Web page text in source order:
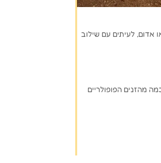
אדום, לעיתים עם שילוב
מהזנים הפופולריים